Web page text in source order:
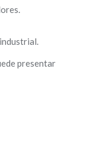
presentar